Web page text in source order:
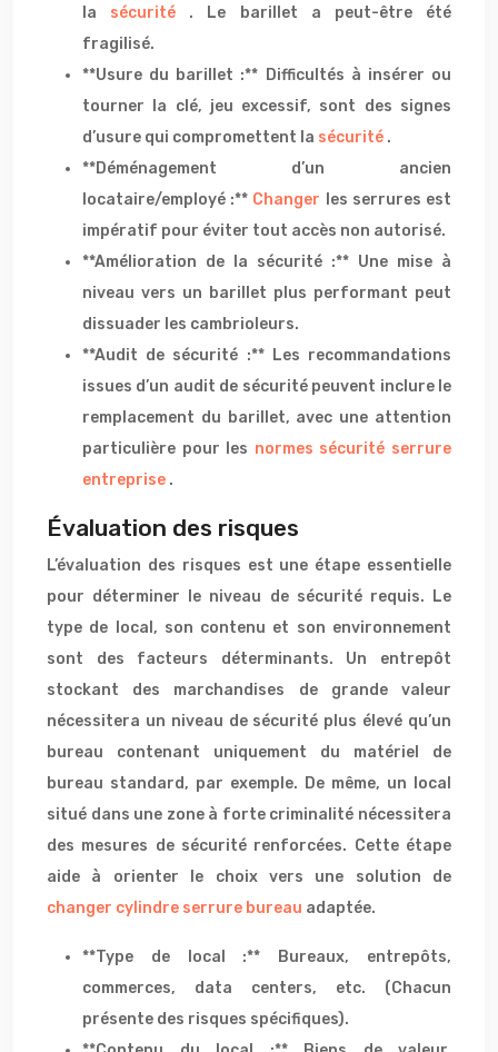
la sécurité . Le barillet a peut-être été
fragilisé.
**Usure du barillet :** Difficultés à insérer ou
tourner la clé, jeu excessif, sont des signes
d’usure qui compromettent la sécurité .
**Déménagement d’un ancien
locataire/employé :** Changer
les serrures est
impératif pour éviter tout accès non autorisé.
**Amélioration de la sécurité :** Une mise à
niveau vers un barillet plus performant peut
dissuader les cambrioleurs.
**Audit de sécurité :** Les recommandations
issues d’un audit de sécurité peuvent inclure le
remplacement du barillet, avec une attention
particulière pour les normes sécurité serrure
entreprise .
Évaluation des risques
L’évaluation des risques est une étape essentielle
pour déterminer le niveau de sécurité requis. Le
type de local, son contenu et son environnement
sont des facteurs déterminants. Un entrepôt
stockant des marchandises de grande valeur
nécessitera un niveau de sécurité plus élevé qu’un
bureau contenant uniquement du matériel de
bureau standard, par exemple. De même, un local
situé dans une zone à forte criminalité nécessitera
des mesures de sécurité renforcées. Cette étape
aide à orienter le choix vers une solution de
changer cylindre serrure bureau adaptée.
**Type de local :** Bureaux, entrepôts,
commerces, data centers, etc. (Chacun
présente des risques spécifiques).